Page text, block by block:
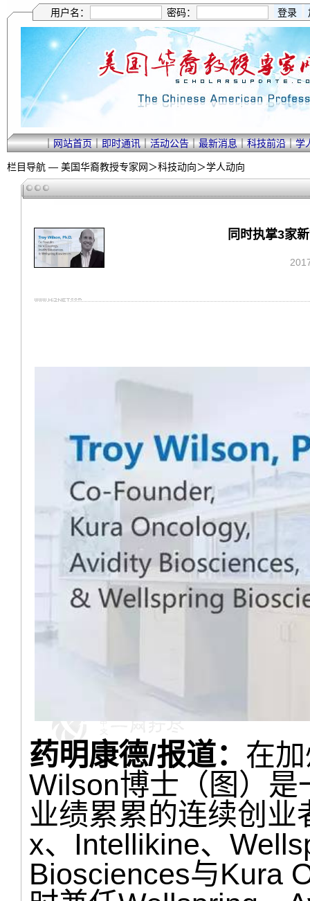
用户名： 密码：
｜网站首页｜即时通讯｜活动公告｜最新消息｜科技前沿｜学
栏目导航 — 美国华裔教授专家网＞科技动向＞学人动向
同时执掌3家
药明康德/报道： 在
Wilson博士（图）
业绩累累的连续创
x、Intellikine、
Biosciences与Kura